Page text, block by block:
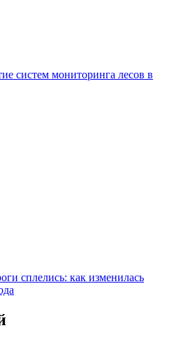
систем мониторинга лесов в
сплелись: как изменилась